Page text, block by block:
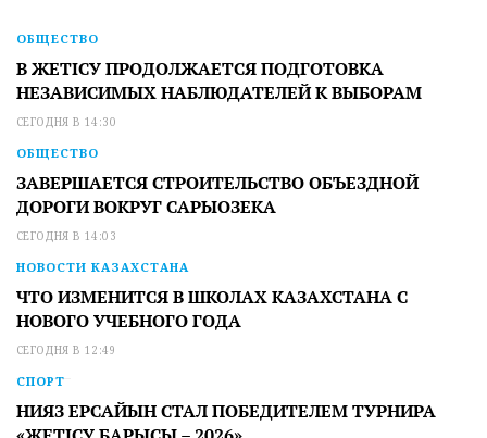
ОБЩЕСТВО
В ЖЕТІСУ ПРОДОЛЖАЕТСЯ ПОДГОТОВКА
НЕЗАВИСИМЫХ НАБЛЮДАТЕЛЕЙ К ВЫБОРАМ
СЕГОДНЯ В 14:30
ОБЩЕСТВО
ЗАВЕРШАЕТСЯ СТРОИТЕЛЬСТВО ОБЪЕЗДНОЙ
ДОРОГИ ВОКРУГ САРЫОЗЕКА
СЕГОДНЯ В 14:03
НОВОСТИ КАЗАХСТАНА
ЧТО ИЗМЕНИТСЯ В ШКОЛАХ КАЗАХСТАНА С
НОВОГО УЧЕБНОГО ГОДА
СЕГОДНЯ В 12:49
СПОРТ
НИЯЗ ЕРСАЙЫН СТАЛ ПОБЕДИТЕЛЕМ ТУРНИРА